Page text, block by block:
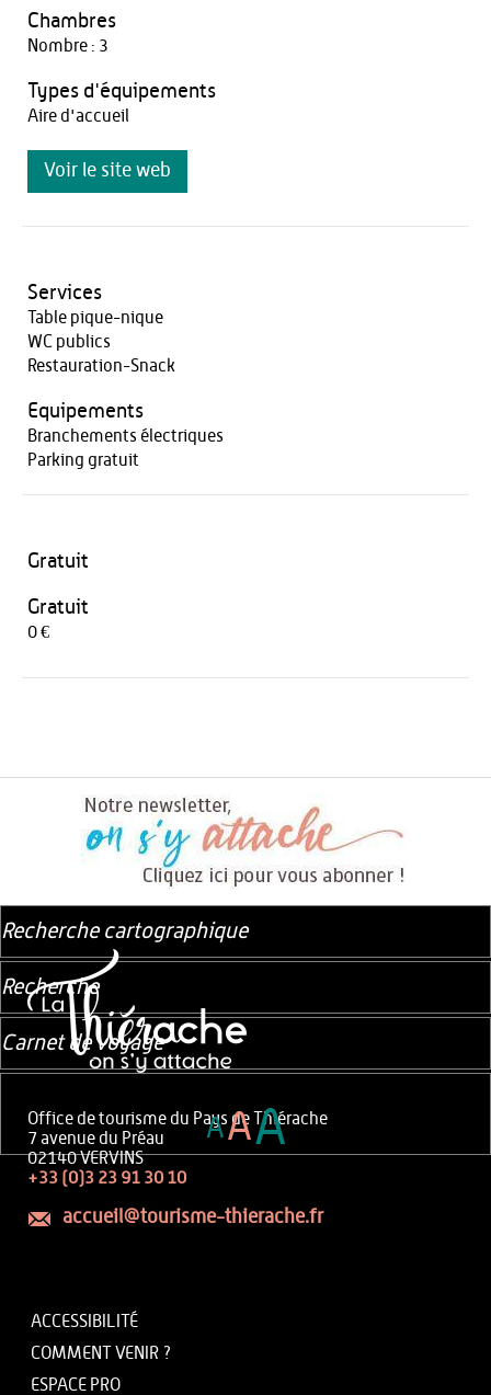
Chambres
Nombre : 3
Types d'équipements
Aire d'accueil
Voir le site web
Services
Table pique-nique
WC publics
Restauration-Snack
Equipements
Branchements électriques
Parking gratuit
Gratuit
Gratuit
0 €
Office de tourisme du Pays de Thiérache
7 avenue du Préau
02140 VERVINS
+33 (0)3 23 91 30 10
accueil@tourisme-thierache.fr
ACCESSIBILITÉ
COMMENT VENIR ?
ESPACE PRO
Recherche cartographique
Recherche
Carnet de voyage
AAA